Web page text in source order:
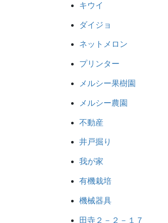
キウイ
ダイジョ
ネットメロン
プリンター
メルシー果樹園
メルシー農園
不動産
井戸掘り
我が家
有機栽培
機械器具
田寺２－２－１７